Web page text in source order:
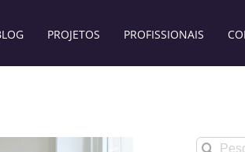
PROJETOS PROFISSIONAIS
Buscar